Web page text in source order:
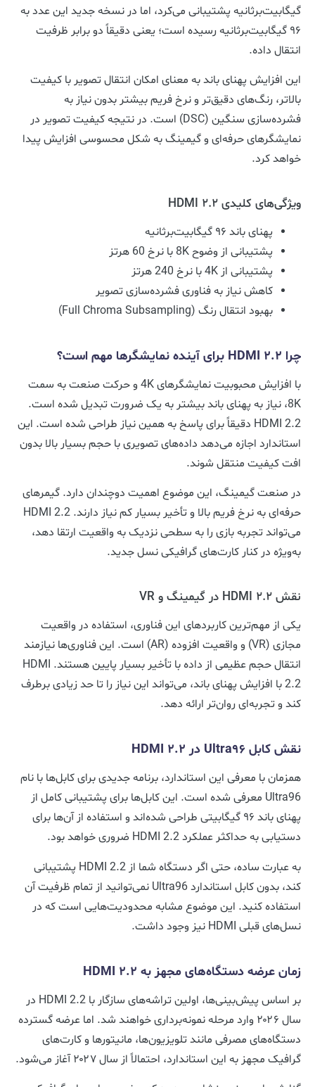
گیگابیت‌برثانیه پشتیبانی می‌کرد، اما در نسخه جدید این عدد به
۹۶ گیگابیت‌برثانیه رسیده است؛ یعنی دقیقاً دو برابر ظرفیت
انتقال داده.
این افزایش پهنای باند به معنای امکان انتقال تصویر با کیفیت
بالاتر، رنگ‌های دقیق‌تر و نرخ فریم بیشتر بدون نیاز به
فشرده‌سازی سنگین (DSC) است. در نتیجه کیفیت تصویر در
نمایشگرهای حرفه‌ای و گیمینگ به شکل محسوسی افزایش پیدا
خواهد کرد.
ویژگی‌های کلیدی HDMI 2.2
پهنای باند ۹۶ گیگابیت‌برثانیه
پشتیبانی از وضوح 8K با نرخ 60 هرتز
پشتیبانی از 4K با نرخ 240 هرتز
کاهش نیاز به فناوری فشرده‌سازی تصویر
بهبود انتقال رنگ (Full Chroma Subsampling)
چرا HDMI 2.2 برای آینده نمایشگرها مهم است؟
با افزایش محبوبیت نمایشگرهای 4K و حرکت صنعت به سمت
8K، نیاز به پهنای باند بیشتر به یک ضرورت تبدیل شده است.
HDMI 2.2 دقیقاً برای پاسخ به همین نیاز طراحی شده است. این
استاندارد اجازه می‌دهد داده‌های تصویری با حجم بسیار بالا بدون
افت کیفیت منتقل شوند.
در صنعت گیمینگ، این موضوع اهمیت دوچندان دارد. گیمرهای
حرفه‌ای به نرخ فریم بالا و تأخیر بسیار کم نیاز دارند. HDMI 2.2
می‌تواند تجربه بازی را به سطحی نزدیک به واقعیت ارتقا دهد،
به‌ویژه در کنار کارت‌های گرافیکی نسل جدید.
نقش HDMI 2.2 در گیمینگ و VR
یکی از مهم‌ترین کاربردهای این فناوری، استفاده در واقعیت
مجازی (VR) و واقعیت افزوده (AR) است. این فناوری‌ها نیازمند
انتقال حجم عظیمی از داده با تأخیر بسیار پایین هستند. HDMI
2.2 با افزایش پهنای باند، می‌تواند این نیاز را تا حد زیادی برطرف
کند و تجربه‌ای روان‌تر ارائه دهد.
نقش کابل Ultra96 در HDMI 2.2
همزمان با معرفی این استاندارد، برنامه جدیدی برای کابل‌ها با نام
Ultra96 معرفی شده است. این کابل‌ها برای پشتیبانی کامل از
پهنای باند ۹۶ گیگابیتی طراحی شده‌اند و استفاده از آن‌ها برای
دستیابی به حداکثر عملکرد HDMI 2.2 ضروری خواهد بود.
به عبارت ساده، حتی اگر دستگاه شما از HDMI 2.2 پشتیبانی
کند، بدون کابل استاندارد Ultra96 نمی‌توانید از تمام ظرفیت آن
استفاده کنید. این موضوع مشابه محدودیت‌هایی است که در
نسل‌های قبلی HDMI نیز وجود داشت.
زمان عرضه دستگاه‌های مجهز به HDMI 2.2
بر اساس پیش‌بینی‌ها، اولین تراشه‌های سازگار با HDMI 2.2 در
سال ۲۰۲۶ وارد مرحله نمونه‌برداری خواهند شد. اما عرضه گسترده
دستگاه‌های مصرفی مانند تلویزیون‌ها، مانیتورها و کارت‌های
گرافیک مجهز به این استاندارد، احتمالاً از سال ۲۰۲۷ آغاز می‌شود.